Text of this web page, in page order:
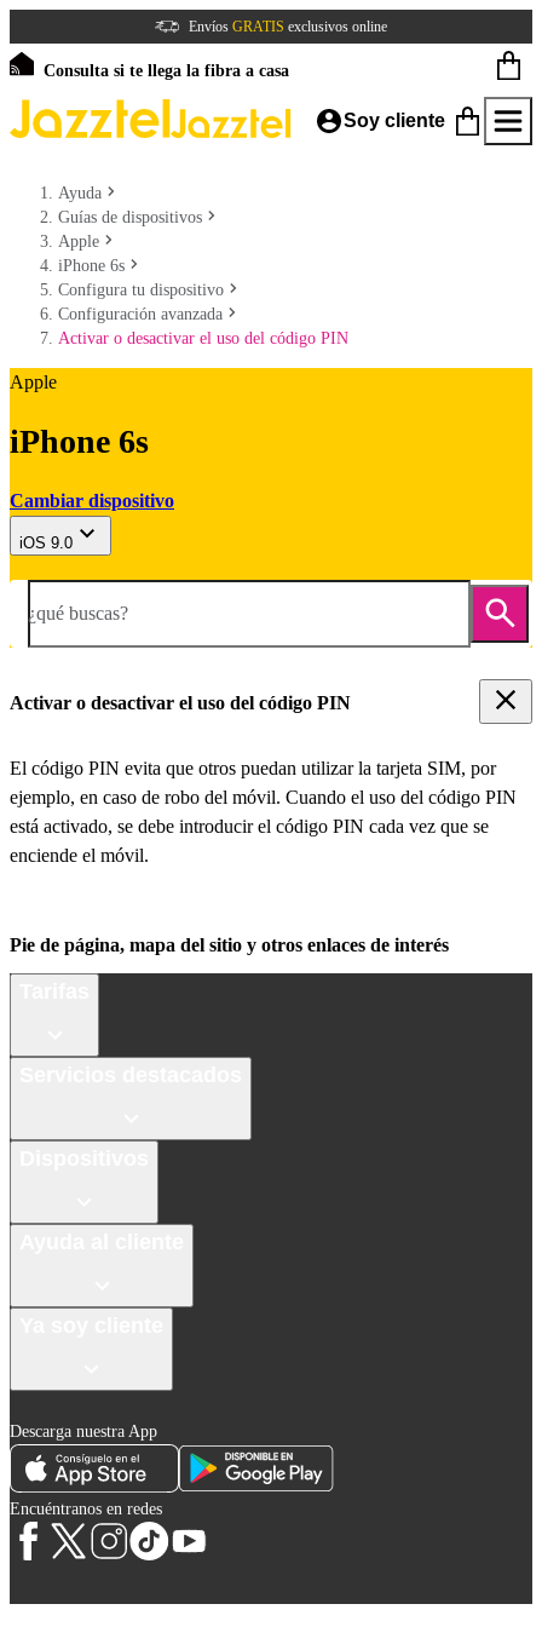
Envíos GRATIS exclusivos online
Consulta si te llega la fibra a casa
Soy cliente
Ayuda
Guías de dispositivos
Apple
iPhone 6s
Configura tu dispositivo
Configuración avanzada
Activar o desactivar el uso del código PIN
Apple
iPhone 6s
Cambiar dispositivo
iOS 9.0
¿qué buscas?
Activar o desactivar el uso del código PIN
El código PIN evita que otros puedan utilizar la tarjeta SIM, por
ejemplo, en caso de robo del móvil. Cuando el uso del código PIN
está activado, se debe introducir el código PIN cada vez que se
enciende el móvil.
Pie de página, mapa del sitio y otros enlaces de interés
Descarga nuestra App
Encuéntranos en redes